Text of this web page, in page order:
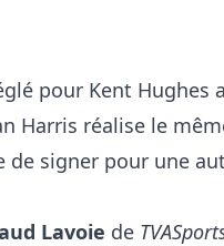
pour Kent Hughes
Harris réalise le
de signer pour une
Lavoie de